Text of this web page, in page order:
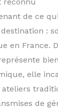
de ce
destination :
en France.
elle
ateliers
de